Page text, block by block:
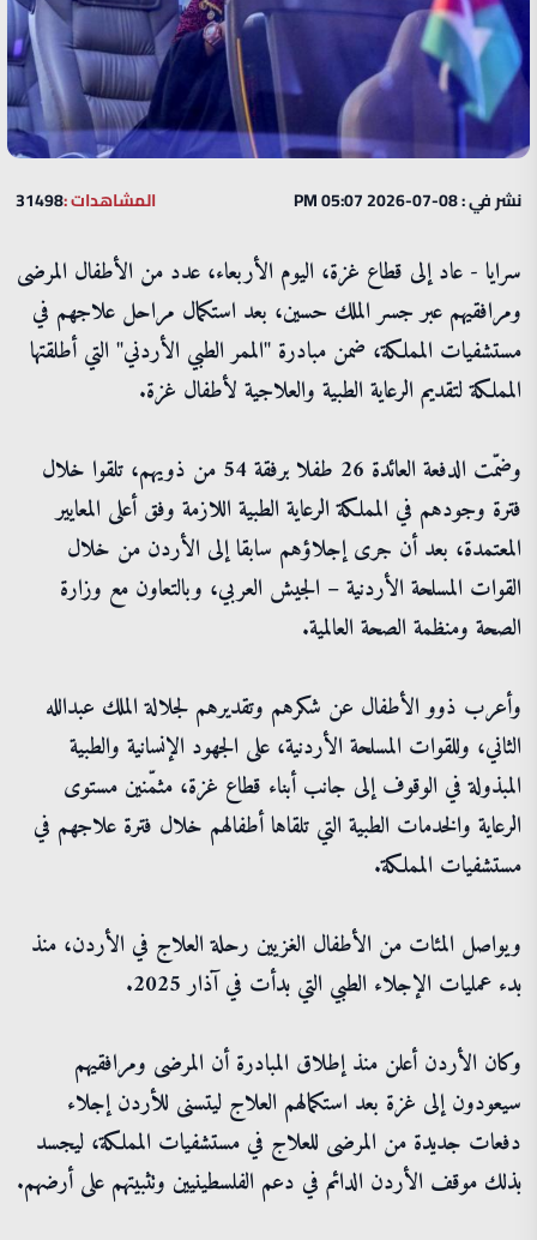
نشر في : 08-07-2026 05:07 PM المشاهدات :31498
سرايا - عاد إلى قطاع غزة، اليوم الأربعاء، عدد من الأطفال المرضى
ومرافقيهم عبر جسر الملك حسين، بعد استكمال مراحل علاجهم في
مستشفيات المملكة، ضمن مبادرة "الممر الطبي الأردني" التي أطلقتها
المملكة لتقديم الرعاية الطبية والعلاجية لأطفال غزة.
وضمّت الدفعة العائدة 26 طفلا برفقة 54 من ذويهم، تلقوا خلال
فترة وجودهم في المملكة الرعاية الطبية اللازمة وفق أعلى المعايير
المعتمدة، بعد أن جرى إجلاؤهم سابقا إلى الأردن من خلال
القوات المسلحة الأردنية – الجيش العربي، وبالتعاون مع وزارة
الصحة ومنظمة الصحة العالمية.
وأعرب ذوو الأطفال عن شكرهم وتقديرهم لجلالة الملك عبدالله
الثاني، وللقوات المسلحة الأردنية، على الجهود الإنسانية والطبية
المبذولة في الوقوف إلى جانب أبناء قطاع غزة، مثمّنين مستوى
الرعاية والخدمات الطبية التي تلقاها أطفالهم خلال فترة علاجهم في
مستشفيات المملكة.
ويواصل المئات من الأطفال الغزيين رحلة العلاج في الأردن، منذ
بدء عمليات الإجلاء الطبي التي بدأت في آذار 2025.
وكان الأردن أعلن منذ إطلاق المبادرة أن المرضى ومرافقيهم
سيعودون إلى غزة بعد استكمالهم العلاج ليتسنى للأردن إجلاء
دفعات جديدة من المرضى للعلاج في مستشفيات المملكة، ليجسد
بذلك موقف الأردن الدائم في دعم الفلسطينيين وتثبيتهم على أرضهم.